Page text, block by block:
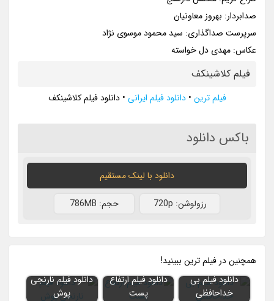
صدابردار: بهروز معاونیان
سرپرست صداگذاری: سید محمود موسوی نژاد
عکاس: مهدی دل خواسته
فیلم کلاشینکف
فیلم ترین •دانلود فیلم ایرانی •دانلود فیلم کلاشینکف
باکس دانلود
دانلود با لينک مستقيم
رزولوشن: 720p حجم: 786MB
همچنين در فيلم ترين ببينيد!
دانلود فیلم بی
خداحافظی
دانلود فیلم ارتفاع
پست
دانلود فیلم نارنجی
پوش